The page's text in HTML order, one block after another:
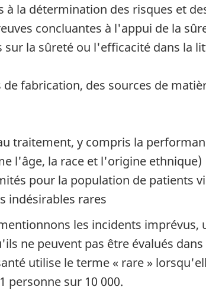
la détermination des risques et
concluantes à l'appui de la
la sûreté ou l'efficacité dans la
fabrication, des sources de
traitement, y compris la
l'âge, la race et l'origine ethnique)
pour la population de patients
indésirables rares
les incidents imprévus,
ne peuvent pas être évalués
utilise le terme « rare »
personne sur 10 000.